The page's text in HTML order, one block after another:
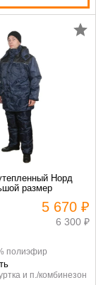
Норд
размер
5 670 ₽
6 300 ₽
полиэфир
и п./комбинезон